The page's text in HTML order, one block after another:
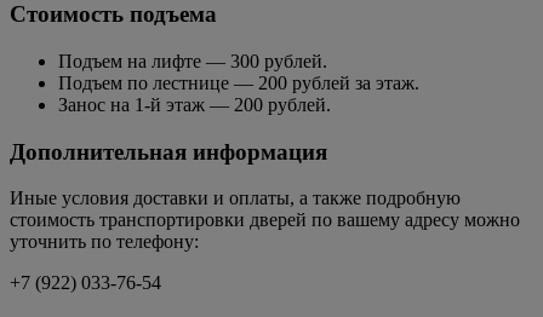
Стоимость подъема
Подъем на лифте — 300 рублей.
Подъем по лестнице — 200 рублей за этаж.
Занос на 1-й этаж — 200 рублей.
Дополнительная информация
Иные условия доставки и оплаты, а также подробную
стоимость транспортировки дверей по вашему адресу можно
уточнить по телефону:
+7 (922) 033-76-54